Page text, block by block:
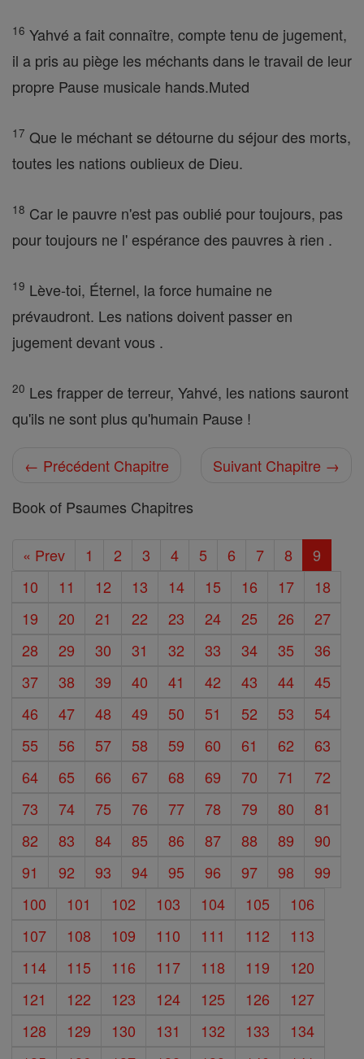
16 Yahvé a fait connaître, compte tenu de jugement,
il a pris au piège les méchants dans le travail de leur
propre Pause musicale hands.Muted
17 Que le méchant se détourne du séjour des morts,
toutes les nations oublieux de Dieu.
18 Car le pauvre n'est pas oublié pour toujours, pas
pour toujours ne l' espérance des pauvres à rien .
19 Lève-toi, Éternel, la force humaine ne
prévaudront. Les nations doivent passer en
jugement devant vous .
20 Les frapper de terreur, Yahvé, les nations sauront
qu'ils ne sont plus qu'humain Pause !
← Précédent Chapitre
Suivant Chapitre →
Book of Psaumes Chapitres
« Prev 1 2 3 4 5 6 7 8
9
10
11 12 13 14 15 16 17
18
19
20 21 22 23 24 25 26
27
28
29 30 31 32 33 34 35
36
37
38 39 40 41 42 43 44
45
46
47 48 49 50 51 52 53
54
55
56 57 58 59 60 61 62
63
64
65 66 67 68 69 70 71
72
73
74 75 76 77 78 79 80
81
82
83 84 85 86 87 88 89
90
91
92 93 94 95 96 97 98
99
100
101 102 103 104 105
106
107
108 109 110 111 112
113
114
115 116 117 118 119
120
121
122 123 124 125 126
127
128
129 130 131 132 133
134